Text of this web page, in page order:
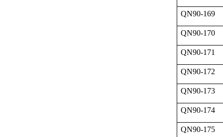
QN90-169
QN90-170
QN90-171
QN90-172
QN90-173
QN90-174
QN90-175